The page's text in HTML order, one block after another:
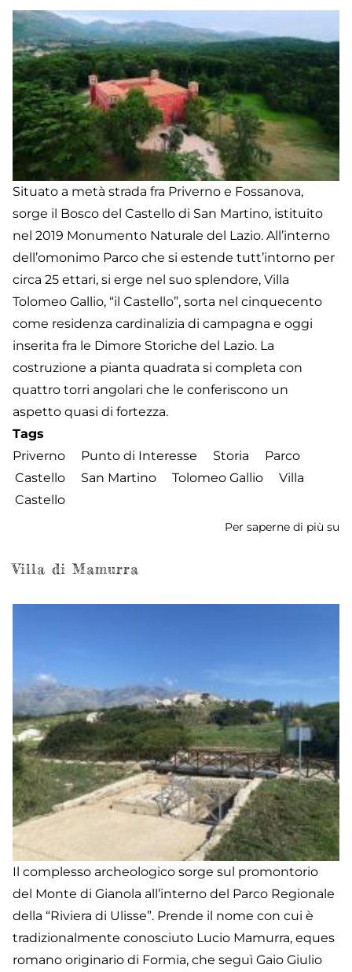
Situato a metà strada fra Priverno e Fossanova,
sorge il Bosco del Castello di San Martino, istituito
nel 2019 Monumento Naturale del Lazio. All’interno
dell’omonimo Parco che si estende tutt’intorno per
circa 25 ettari, si erge nel suo splendore, Villa
Tolomeo Gallio, “il Castello”, sorta nel cinquecento
come residenza cardinalizia di campagna e oggi
inserita fra le Dimore Storiche del Lazio. La
costruzione a pianta quadrata si completa con
quattro torri angolari che le conferiscono un
aspetto quasi di fortezza.
Tags
Priverno
Punto di Interesse Storia
Parco
Castello
San Martino Tolomeo Gallio
Villa
Castello
Per saperne di più su
Villa di Mamurra
Il complesso archeologico sorge sul promontorio
del Monte di Gianola all’interno del Parco Regionale
della “Riviera di Ulisse”. Prende il nome con cui è
tradizionalmente conosciuto Lucio Mamurra, eques
romano originario di Formia, che seguì Gaio Giulio